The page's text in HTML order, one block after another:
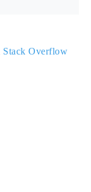
Stack Overflow